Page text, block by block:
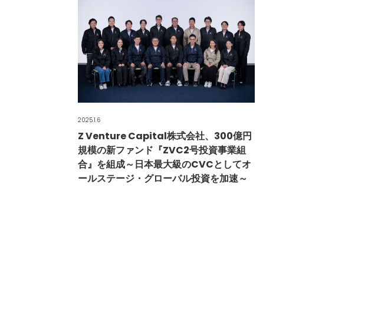
2025.1.6
Z Venture Capital株式会社、300億円
規模の新ファンド『ZVC2号投資事業組
合』を組成～日本最大級のCVCとしてオ
ールステージ・グローバル投資を加速～